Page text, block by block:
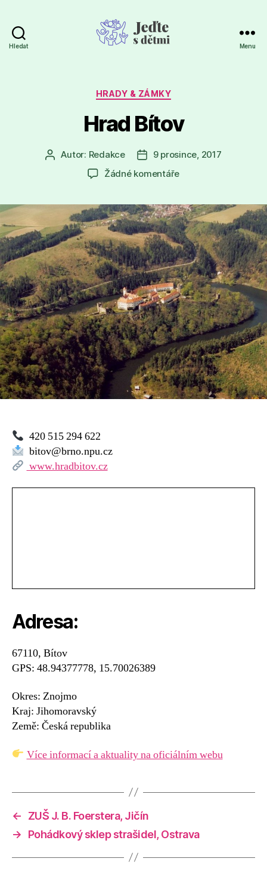
Hledat Menu
Rubriky
HRADY & ZÁMKY
Hrad Bítov
Autor
příspěvku
Autor: Redakce
Datum
příspěvku
9 prosince, 2017
Žádné komentářeu
názvem
Hrad
Bítov
420 515 294 622
bitov@brno.npu.cz
www.hradbitov.cz
Adresa:
67110, Bítov
GPS: 48.94377778, 15.70026389
Okres: Znojmo
Kraj: Jihomoravský
Země: Česká republika
Více informací a aktuality na oficiálním webu
←
ZUŠ J. B. Foerstera, Jičín
→
Pohádkový sklep strašidel, Ostrava